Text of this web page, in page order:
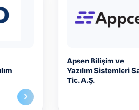
Bilişim ve
Sistemleri San.
Apsen
Yazılım